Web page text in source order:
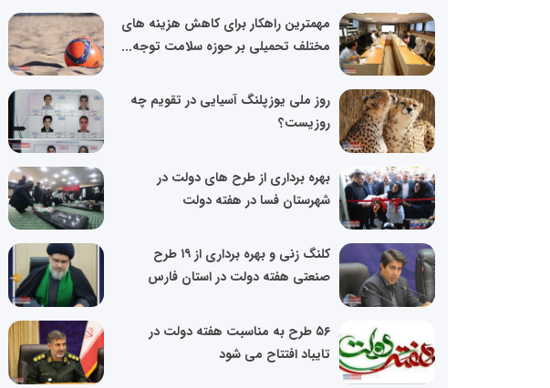
مهمترین راهکار برای کاهش هزینه های
مختلف تحمیلی بر حوزه سلامت توجه...
روز ملی یوزپلنگ آسیایی در تقویم چه
روزیست؟
بهره برداری از طرح های دولت در
شهرستان فسا در هفته دولت
کلنگ زنی و بهره برداری از ۱۹ طرح
صنعتی هفته دولت در استان فارس
۵۶ طرح به مناسبت هفته دولت در
تایباد افتتاح می شود